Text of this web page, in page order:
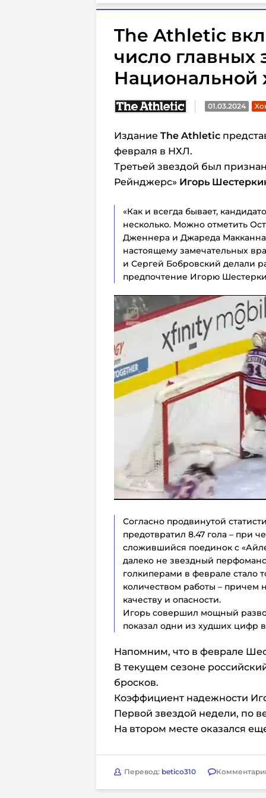
The Athletic
число главных
Национальной
01.03.2024
Издание The Athletic
февраля в НХЛ.
Третьей звездой был
Рейнджерс» Игорь
«Как и всегда бывает,
несколько. Можно отметить
Дженнера и Джареда
настоящему замечательных
и Сергей Бобровский делали
предпочтение Игорю
Согласно продвинутой
предотвратил 8.47 гола – при
сложившийся поединок с
далеко не звездный
голкиперами в феврале стало
количеством работы – причем
качеству и опасности.
Игорь совершил мощный
показал одни из худших цифр
Напомним, что в феврале
В текущем сезоне
бросков.
Коэффициент надежности
Первой звездой недели, по
На втором месте оказался
Перевод: betico310